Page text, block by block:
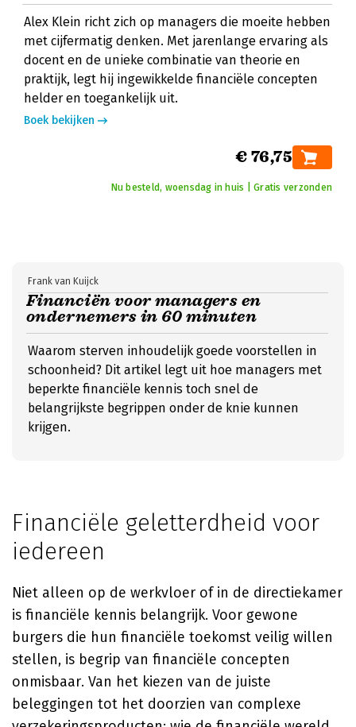
Alex Klein richt zich op managers die moeite hebben
met cijfermatig denken. Met jarenlange ervaring als
docent en de unieke combinatie van theorie en
praktijk, legt hij ingewikkelde financiële concepten
helder en toegankelijk uit.
Boek bekijken
€ 76,75
Nu besteld, woensdag in huis | Gratis verzonden
Financiën voor managers en
ondernemers in 60 minuten
Frank van Kuijck
Waarom sterven inhoudelijk goede voorstellen in
schoonheid? Dit artikel legt uit hoe managers met
beperkte financiële kennis toch snel de
belangrijkste begrippen onder de knie kunnen
krijgen.
Financiële geletterdheid voor
iedereen
Niet alleen op de werkvloer of in de directiekamer
is financiële kennis belangrijk. Voor gewone
burgers die hun financiële toekomst veilig willen
stellen, is begrip van financiële concepten
onmisbaar. Van het kiezen van de juiste
beleggingen tot het doorzien van complexe